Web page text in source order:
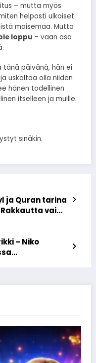
– mutta myös
helposti ulkoiset
maisemaa. Mutta
loppu – vaan osa
tänä päivänä, hän ei
uskaltaa olla niiden
hänen todellinen
itselleen ja muille.
sinäkin.
ja Quran tarina
vai
– Niko